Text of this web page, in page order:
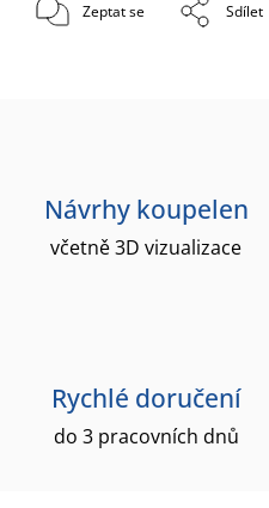
Zeptat se Sdílet
Návrhy koupelen
včetně 3D vizualizace
Rychlé doručení
do 3 pracovních dnů